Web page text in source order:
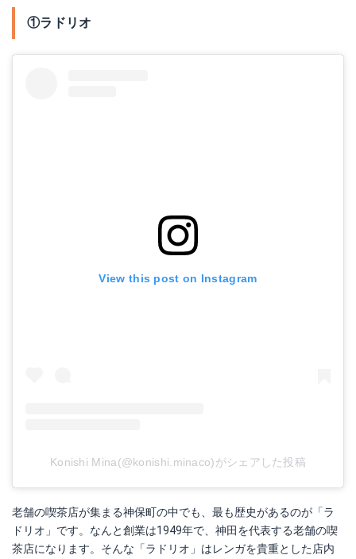
①ラドリオ
View this post on Instagram
Konishi Mina(@konishi.minaco)がシェアした投稿
老舗の喫茶店が集まる神保町の中でも、最も歴史があるのが「ラ
ドリオ」です。なんと創業は1949年で、神田を代表する老舗の喫
茶店になります。そんな「ラドリオ」はレンガを貴重とした店内